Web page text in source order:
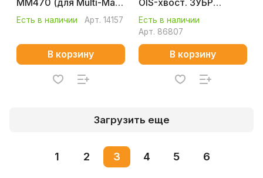
MM470 (для Multi-Max)
DREMEL 2615M470JA
Есть в наличии Арт. 14157
В корзину
OIS-хвост. ЗУБР
Профессионал 15574
Есть в наличии
Арт. 86807
В корзину
Загрузить еще
1 2 3 4 5 6